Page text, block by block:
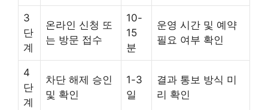
3
단
계
온라인 신청 또
는 방문 접수
10-
15
분
운영 시간 및 예약
필요 여부 확인
4
단
계
차단 해제 승인
및 확인
1-3
일
결과 통보 방식 미
리 확인